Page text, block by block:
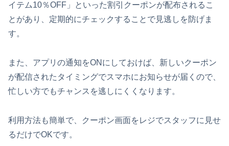
イテム10％OFF」といった割引クーポンが配布されるこ
とがあり、定期的にチェックすることで見逃しを防げま
す。
また、アプリの通知をONにしておけば、新しいクーポン
が配信されたタイミングでスマホにお知らせが届くので、
忙しい方でもチャンスを逃しにくくなります。
利用方法も簡単で、クーポン画面をレジでスタッフに見せ
るだけでOKです。